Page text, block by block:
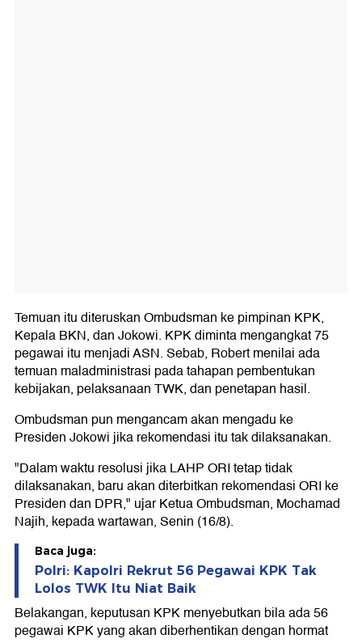
Temuan itu diteruskan Ombudsman ke pimpinan KPK,
Kepala BKN, dan Jokowi. KPK diminta mengangkat 75
pegawai itu menjadi ASN. Sebab, Robert menilai ada
temuan maladministrasi pada tahapan pembentukan
kebijakan, pelaksanaan TWK, dan penetapan hasil.
Ombudsman pun mengancam akan mengadu ke
Presiden Jokowi jika rekomendasi itu tak dilaksanakan.
"Dalam waktu resolusi jika LAHP ORI tetap tidak
dilaksanakan, baru akan diterbitkan rekomendasi ORI ke
Presiden dan DPR," ujar Ketua Ombudsman, Mochamad
Najih, kepada wartawan, Senin (16/8).
Baca juga:
Polri: Kapolri Rekrut 56 Pegawai KPK Tak
Lolos TWK Itu Niat Baik
Belakangan, keputusan KPK menyebutkan bila ada 56
pegawai KPK yang akan diberhentikan dengan hormat